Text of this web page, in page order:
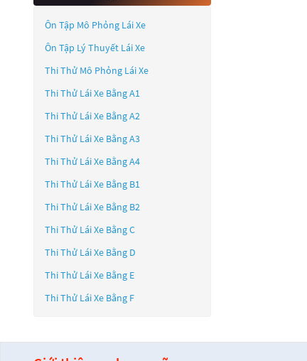
Ôn Tập Mô Phỏng Lái Xe
Ôn Tập Lý Thuyết Lái Xe
Thi Thử Mô Phỏng Lái Xe
Thi Thử Lái Xe Bằng A1
Thi Thử Lái Xe Bằng A2
Thi Thử Lái Xe Bằng A3
Thi Thử Lái Xe Bằng A4
Thi Thử Lái Xe Bằng B1
Thi Thử Lái Xe Bằng B2
Thi Thử Lái Xe Bằng C
Thi Thử Lái Xe Bằng D
Thi Thử Lái Xe Bằng E
Thi Thử Lái Xe Bằng F